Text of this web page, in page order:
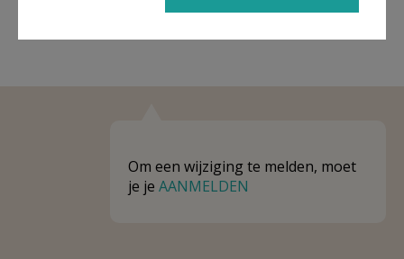
Om een wijziging te melden, moet
je je AANMELDEN